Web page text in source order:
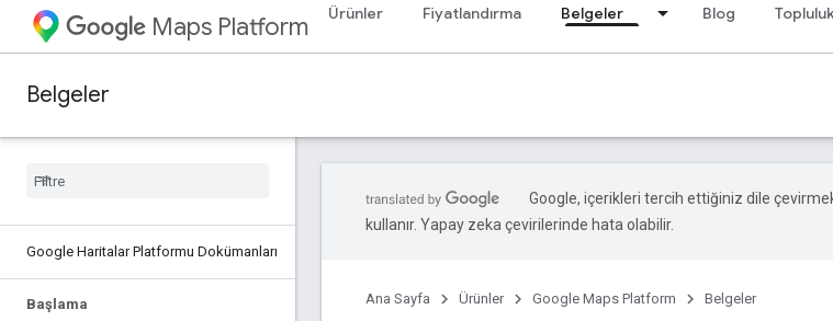
Maps Platform Ürünler Fiyatlandırma Belgeler Blog
Belgeler
Google Haritalar Platformu Dokümanları
Başlama
Google, içerikleri tercih ettiğiniz dile
kullanır. Yapay zeka çevirilerinde hata olabilir.
Ana Sayfa Ürünler Google Maps Platform Belgeler